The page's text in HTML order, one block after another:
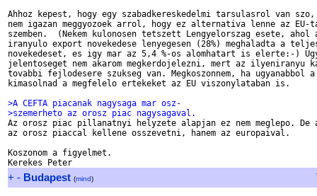
Ahhoz kepest, hogy egy szabadkereskedelmi tarsulasrol van szo,
nem igazan meggyozoek arrol, hogy ez alternativa lenne az EU-
szemben.  (Nekem kulonosen tetszett Lengyelorszag esete, ahol a
iranyulo export novekedese lenyegesen (28%) meghaladta a
novekedeset, es igy mar az 5,4 %-os alomhatart is elerte:-)
jelentoseget nem akarom megkerdojelezni, mert az ilyeniranyu
tovabbi fejlodesere szukseg van. Megkoszonnem, ha ugyanabbol
kimasolnad a megfelelo ertekeket az EU viszonylataban is.
>A CEFTA piacanak nagysaga mar osz-
>szemerheto az orosz piac nagysagaval.
Az orosz piac pillanatnyi helyzete alapjan ez nem meglepo. De a
az orosz piaccal kellene osszevetni, hanem az europaival.
Koszonom a figyelmet.
+ - Budapest (mind)